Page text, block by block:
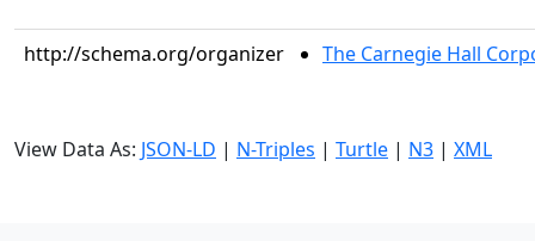
http://schema.org/organizer The Carnegie Hall
View Data As: JSON-LD | N-Triples | Turtle | N3 | XML